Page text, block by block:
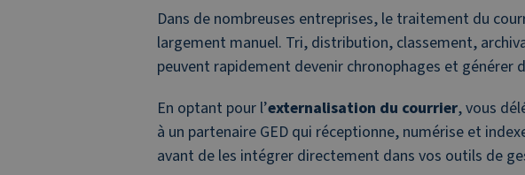
Dans de nombreuses entreprises, le traitement du
largement manuel. Tri, distribution, classement,
peuvent rapidement devenir chronophages et générer
En optant pour l’externalisation du courrier, vous
à un partenaire GED qui réceptionne, numérise et
avant de les intégrer directement dans vos outils de